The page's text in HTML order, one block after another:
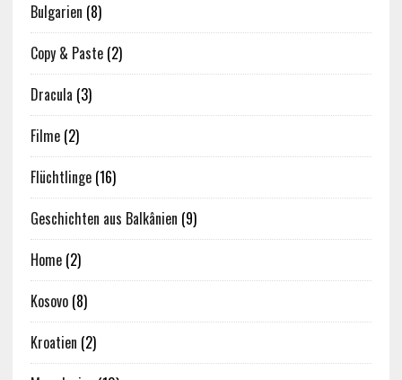
Bulgarien (8)
Copy & Paste(2)
Dracula (3)
Filme(2)
Flüchtlinge(16)
Geschichten aus Balkânien (9)
Home(2)
Kosovo(8)
Kroatien (2)